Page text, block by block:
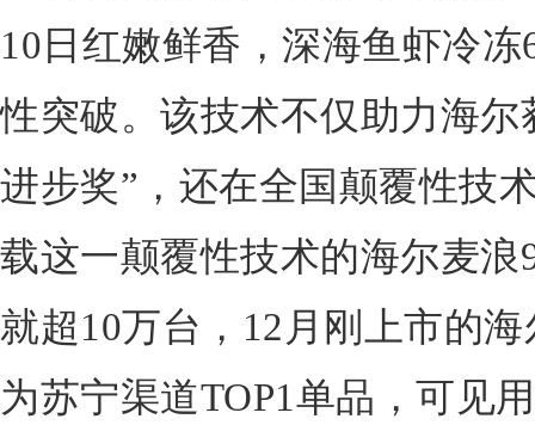
10日红嫩鲜香，深海鱼虾冷
性突破。该技术不仅助力海
进步奖”，还在全国颠覆性技
载这一颠覆性技术的海尔麦
就超10万台，12月刚上市的
为苏宁渠道TOP1单品，可见